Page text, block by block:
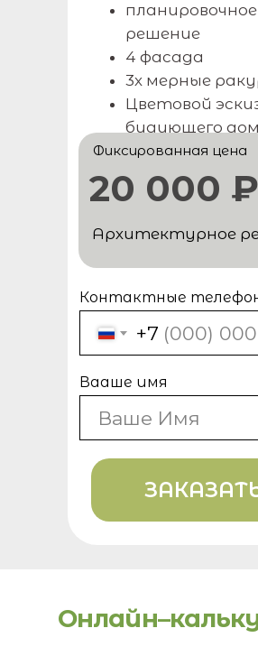
планировочное
решение
4 фасада
3х мерные
Цветовой
будующего
20 000 ₽
Архитектурное
Фиксированная цена
Контактные
+7
Вааше имя